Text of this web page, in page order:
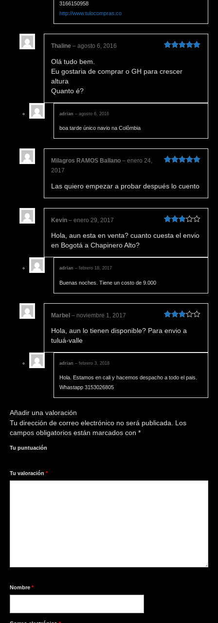
3166150958
http://www.tulocompras.co
Thaline – agosto 6, 2016
Olá tudo bem.
Eu gostaria de comprar o GH para crescer
altura
Quanto é?
adrian – agosto 6, 2016
boa tarde único navio na Colômbia
Milagros RAMOS Ballano – enero 24,
2017
Las quiero empezar a probar después lo cuento
en3de
Kevin – enero 29, 2017
Hola, aun esta en venta? cuanto cuesta el envio
en Bogotá a Chapinero Alto?
adrian – febrero 18, 2017
Buenas noches. Tiene un costo de 9.000
en3de
Marbel – noviembre 1, 2017
Hola, aun lo tienen disponible? Para envio a
tuluá-valle
adrian – febrero 3, 2018
Hola. Estamos en cali y hacemos despacho a todo el pais.
Whastapp 3153026805
Añadir una valoración
Tu dirección de correo electrónico no será publicada. Los
campos obligatorios están marcados con *
Tu puntuación
Tu valoración *
Nombre *